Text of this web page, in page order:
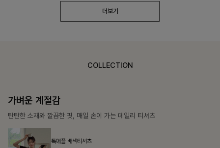
더보기
COLLECTION
가장 쉬운 코디
특별한 날부터 일상까지 함께하는 룩
[주문폭주/군살삭제]젤링클프리 카라원피스